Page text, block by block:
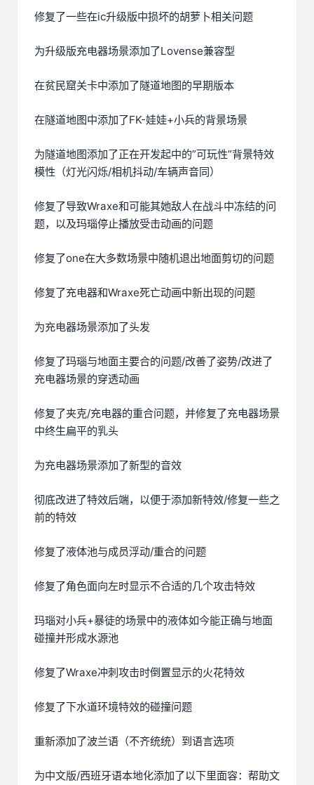
修复了一些在ic升级版中损坏的胡萝卜相关问题
为升级版充电器场景添加了Lovense兼容型
在贫民窟关卡中添加了隧道地图的早期版本
在隧道地图中添加了FK-娃娃+小兵的背景场景
为隧道地图添加了正在开发起中的”可玩性”背景特效
模性（灯光闪烁/相机抖动/车辆声音同）
修复了导致Wraxe和可能其她敌人在战斗中冻结的问
题，以及玛瑙停止播放受击动画的问题
修复了one在大多数场景中随机退出地面剪切的问题
修复了充电器和Wraxe死亡动画中新出现的问题
为充电器场景添加了头发
修复了玛瑙与地面主要合的问题/改善了姿势/改进了
充电器场景的穿透动画
修复了夹克/充电器的重合问题，并修复了充电器场景
中终生扁平的乳头
为充电器场景添加了新型的音效
彻底改进了特效后端，以便于添加新特效/修复一些之
前的特效
修复了液体池与成员浮动/重合的问题
修复了角色面向左时显示不合适的几个攻击特效
玛瑙对小兵+暴徒的场景中的液体如今能正确与地面
碰撞并形成水源池
修复了Wraxe冲刺攻击时倒置显示的火花特效
修复了下水道环境特效的碰撞问题
重新添加了波兰语（不齐统统）到语言选项
为中文版/西班牙语本地化添加了以下里面容：帮助文